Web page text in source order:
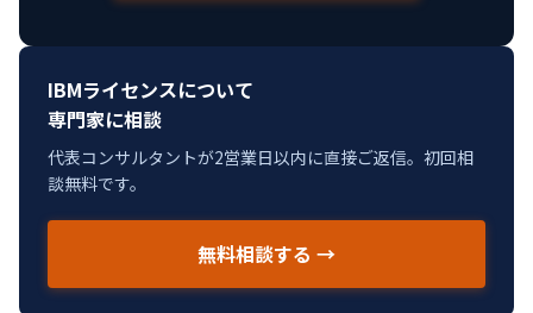
IBMライセンスについて
専門家に相談
代表コンサルタントが2営業日以内に直接ご返信。初回相
談無料です。
無料相談する →